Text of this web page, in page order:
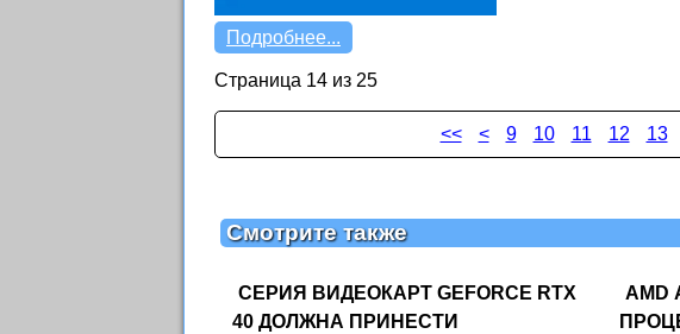
Подробнее...
Страница 14 из 25
<< < 9 10 11 12 13
Смотрите также
СЕРИЯ ВИДЕОКАРТ GEFORCE RTX
40 ДОЛЖНА ПРИНЕСТИ